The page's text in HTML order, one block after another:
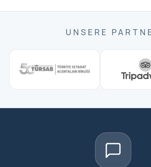
UNSERE